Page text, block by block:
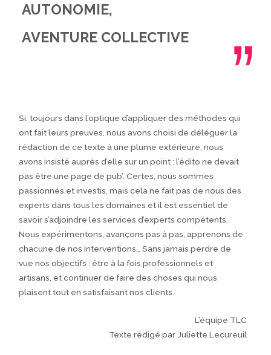
AUTONOMIE,
AVENTURE COLLECTIVE
Si, toujours dans l’optique d’appliquer des méthodes qui
ont fait leurs preuves, nous avons choisi de déléguer la
rédaction de ce texte à une plume extérieure, nous
avons insisté auprès d’elle sur un point : l’édito ne devait
pas être une page de pub’. Certes, nous sommes
passionnés et investis, mais cela ne fait pas de nous des
experts dans tous les domaines et il est essentiel de
savoir s’adjoindre les services d’experts compétents.
Nous expérimentons, avançons pas à pas, apprenons de
chacune de nos interventions… Sans jamais perdre de
vue nos objectifs : être à la fois professionnels et
artisans, et continuer de faire des choses qui nous
plaisent tout en satisfaisant nos clients.
L’équipe TLC
Texte rédigé par Juliette Lecureuil